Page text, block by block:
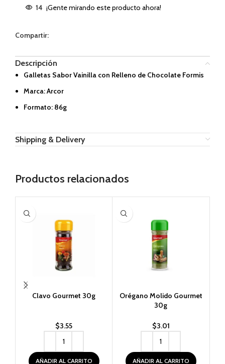
14 ¡Gente mirando este producto ahora!
Compartir:
Descripción
Galletas Sabor Vainilla con Relleno de Chocolate Formis
Marca: Arcor
Formato: 86g
Shipping & Delivery
Productos relacionados
Clavo Gourmet 30g
$3.55
AÑADIR AL CARRITO
Orégano Molido Gourmet
30g
$3.01
AÑADIR AL CARRITO